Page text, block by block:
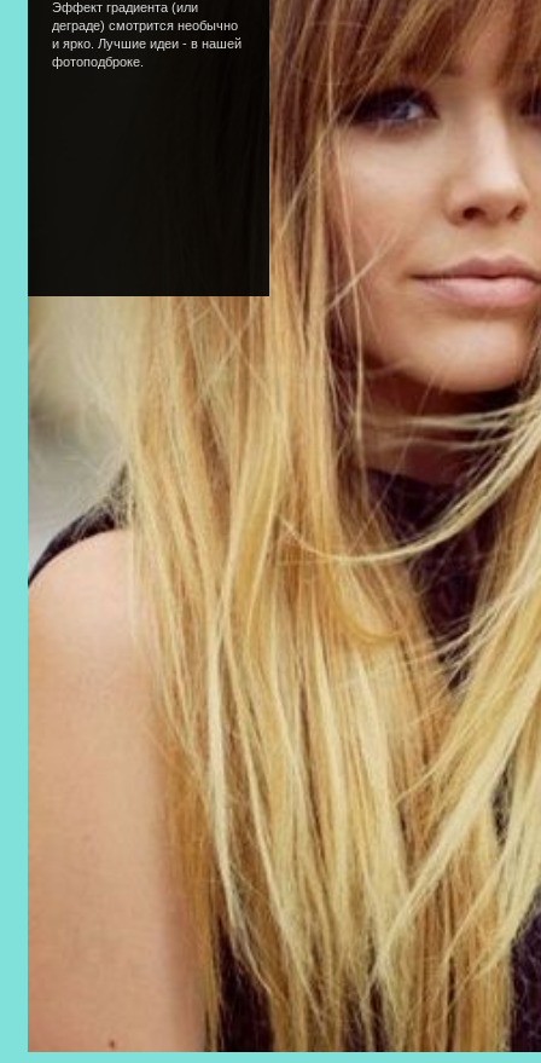
Эффект градиента (или
деграде) смотрится необычно
и ярко. Лучшие идеи - в нашей
фотоподброке.